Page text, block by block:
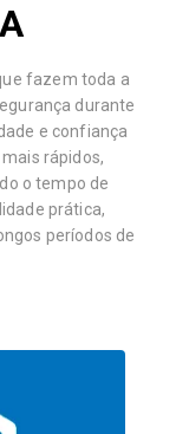
fazem toda a
durante
e confiança
rápidos,
o tempo de
prática,
períodos de